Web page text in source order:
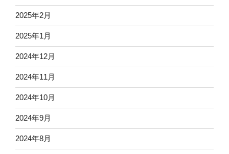
2025年2月
2025年1月
2024年12月
2024年11月
2024年10月
2024年9月
2024年8月